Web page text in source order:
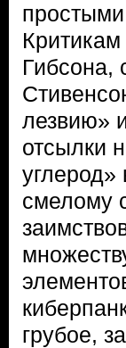
Гибсона,
лезвию»
отсылки
смелому
грубое,